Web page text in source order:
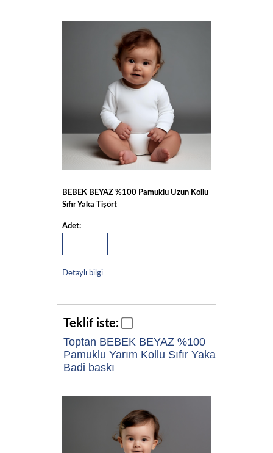
BEBEK BEYAZ %100 Pamuklu Uzun Kollu
Sıfır Yaka Tişört
Adet:
Detaylı bilgi
Teklif iste:
Toptan BEBEK BEYAZ %100
Pamuklu Yarım Kollu Sıfır Yaka
Badi baskı